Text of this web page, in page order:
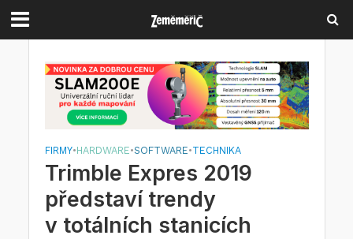
FIRMY•HARDWARE•SOFTWARE•TECHNIKA
Trimble Expres 2019
představí trendy
v totálních stanicích